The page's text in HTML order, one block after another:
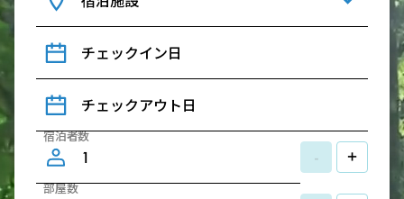
チェックイン日
チェックアウト日
宿泊者数
- +
部屋数